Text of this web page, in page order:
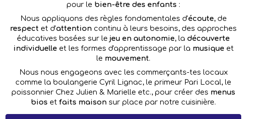
pour le bien-être des enfants :
Nous appliquons des règles fondamentales d'écoute, de
respect et d'attention continu à leurs besoins, des approches
éducatives basées sur le jeu en autonomie, la découverte
individuelle et les formes d'apprentissage par la musique et
le mouvement.
Nous nous engageons avec les commerçants-tes locaux
comme la boulangerie Cyril Lignac, le primeur Pari Local, le
poissonnier Chez Julien & Marielle etc., pour créer des menus
bios et faits maison sur place par notre cuisinière.